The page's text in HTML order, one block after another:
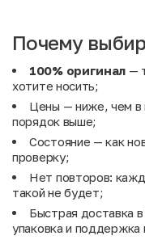
Почему
100% оригинал —
хотите носить;
Цены — ниже, чем в
порядок выше;
Состояние — как
проверку;
Нет повторов:
такой не будет;
Быстрая доставка
упаковка и поддержка